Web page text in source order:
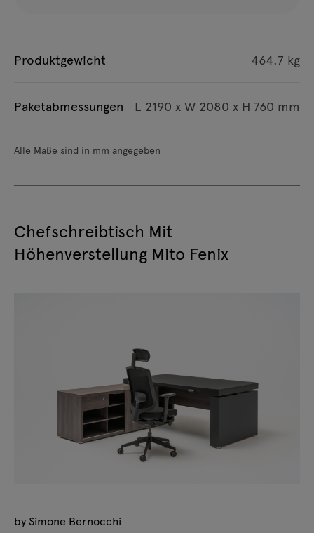
Produktgewicht 464.7 kg
Paketabmessungen L 2190 x W 2080 x H 760 mm
Alle Maße sind in mm angegeben
Chefschreibtisch Mit
Höhenverstellung Mito Fenix
by Simone Bernocchi